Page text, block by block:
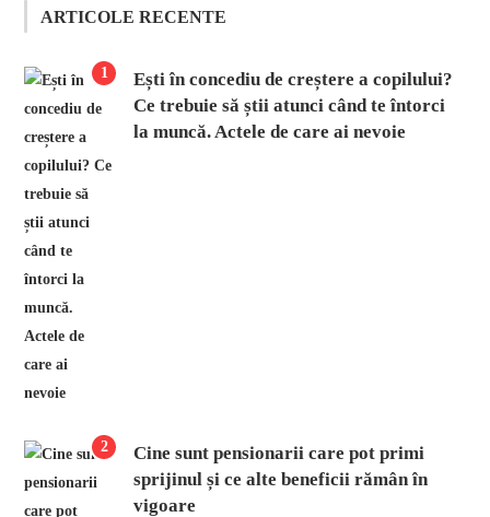
ARTICOLE RECENTE
1
Ești în concediu de creștere a copilului?
Ce trebuie să știi atunci când te întorci
la muncă. Actele de care ai nevoie
2
Cine sunt pensionarii care pot primi
sprijinul și ce alte beneficii rămân în
vigoare